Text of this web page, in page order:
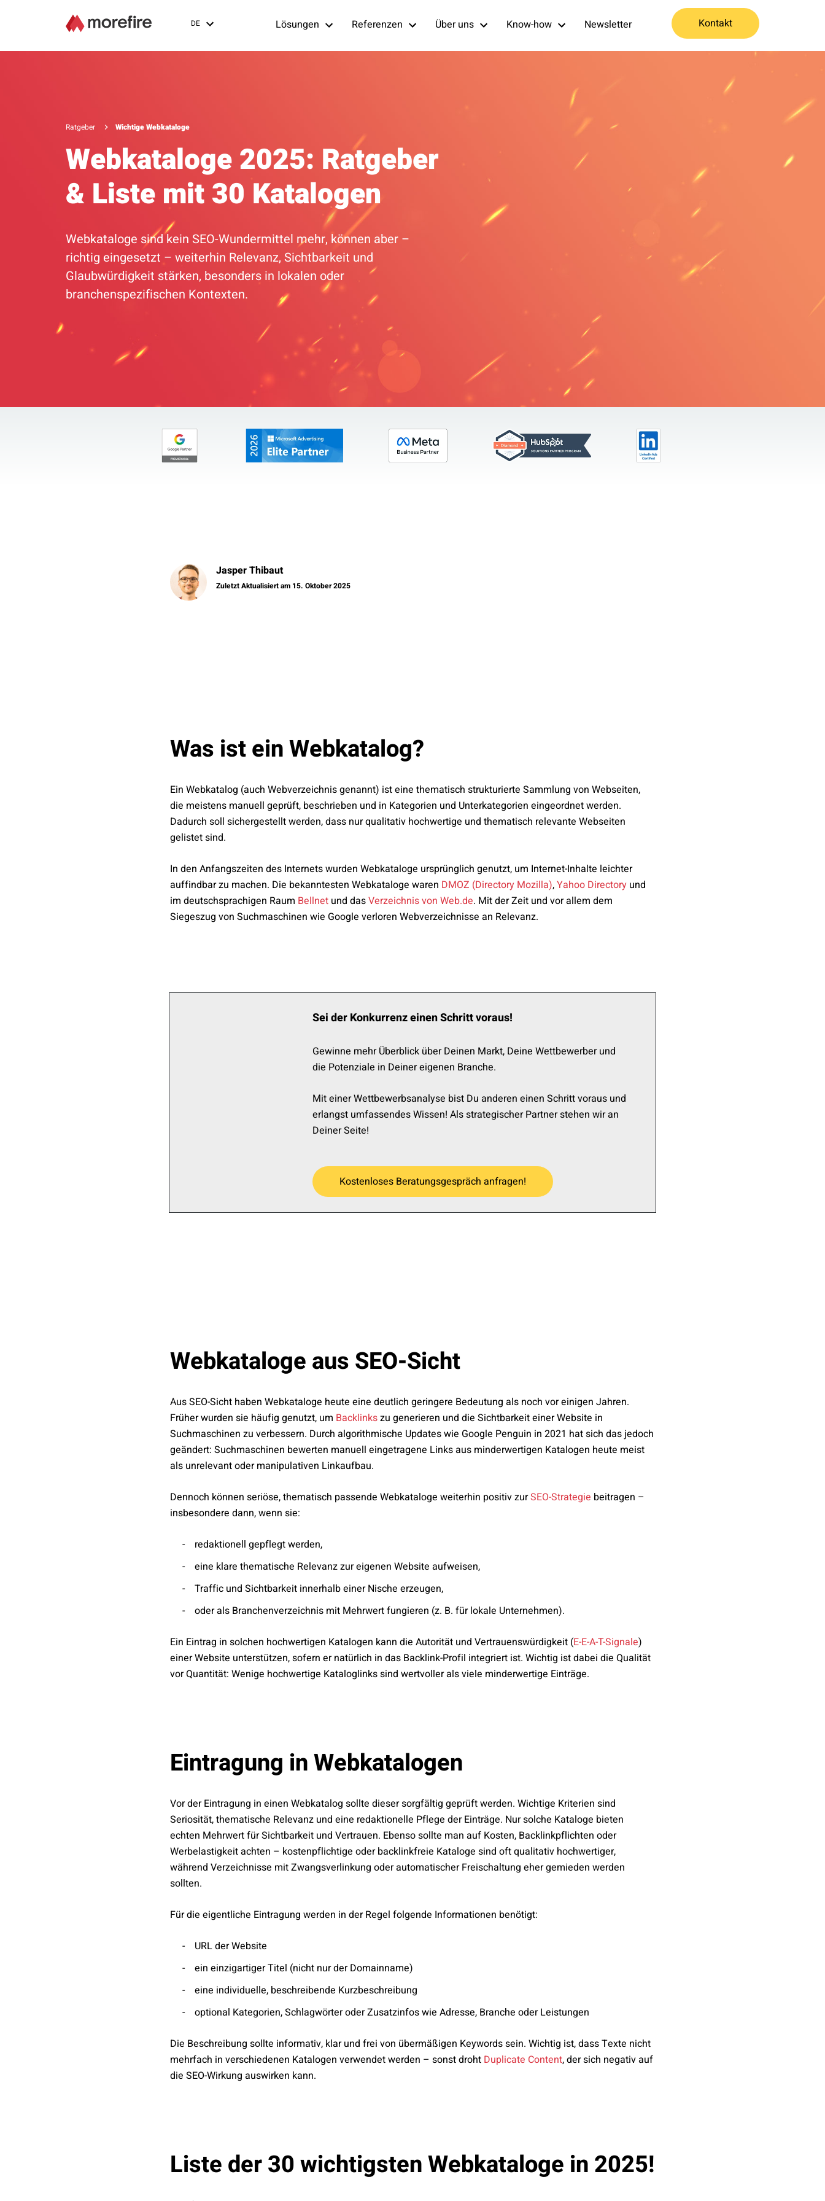
DE Lösungen Referenzen Über uns Know-how Newsletter Kontakt
Ratgeber Wichtige Webkataloge
Webkataloge 2025: Ratgeber
& Liste mit 30 Katalogen
Webkataloge sind kein SEO-Wundermittel mehr, können aber –
richtig eingesetzt – weiterhin Relevanz, Sichtbarkeit und
Glaubwürdigkeit stärken, besonders in lokalen oder
branchenspezifischen Kontexten.
Jasper Thibaut
Zuletzt Aktualisiert am 15. Oktober 2025
Was ist ein Webkatalog?
Ein Webkatalog (auch Webverzeichnis genannt) ist eine thematisch strukturierte Sammlung von Webseiten,
die meistens manuell geprüft, beschrieben und in Kategorien und Unterkategorien eingeordnet werden.
Dadurch soll sichergestellt werden, dass nur qualitativ hochwertige und thematisch relevante Webseiten
gelistet sind.
In den Anfangszeiten des Internets wurden Webkataloge ursprünglich genutzt, um Internet-Inhalte leichter
auffindbar zu machen. Die bekanntesten Webkataloge waren DMOZ (Directory Mozilla),Yahoo Directory und
im deutschsprachigen Raum Bellnet und dasVerzeichnis von Web.de. Mit der Zeit und vor allem dem
Siegeszug von Suchmaschinen wie Google verloren Webverzeichnisse an Relevanz.
Sei der Konkurrenz einen Schritt voraus!
Gewinne mehr Überblick über Deinen Markt, Deine Wettbewerber und
die Potenziale in Deiner eigenen Branche.
Mit einer Wettbewerbsanalyse bist Du anderen einen Schritt voraus und
erlangst umfassendes Wissen! Als strategischer Partner stehen wir an
Deiner Seite!
Kostenloses Beratungsgespräch anfragen!
Webkataloge aus SEO-Sicht
Aus SEO-Sicht haben Webkataloge heute eine deutlich geringere Bedeutung als noch vor einigen Jahren.
Früher wurden sie häufig genutzt, um Backlinkszu generieren und die Sichtbarkeit einer Website in
Suchmaschinen zu verbessern. Durch algorithmische Updates wie Google Penguin in 2021 hat sich das jedoch
geändert: Suchmaschinen bewerten manuell eingetragene Links aus minderwertigen Katalogen heute meist
als unrelevant oder manipulativen Linkaufbau.
Dennoch können seriöse, thematisch passende Webkataloge weiterhin positiv zurSEO-Strategie beitragen –
insbesondere dann, wenn sie:
redaktionell gepflegt werden,
eine klare thematische Relevanz zur eigenen Website aufweisen,
Traffic und Sichtbarkeit innerhalb einer Nische erzeugen,
oder als Branchenverzeichnis mit Mehrwert fungieren (z. B. für lokale Unternehmen).
Ein Eintrag in solchen hochwertigen Katalogen kann die Autorität und Vertrauenswürdigkeit (E-E-A-T-Signale)
einer Website unterstützen, sofern er natürlich in das Backlink-Profil integriert ist. Wichtig ist dabei die Qualität
vor Quantität: Wenige hochwertige Kataloglinks sind wertvoller als viele minderwertige Einträge.
Eintragung in Webkatalogen
Vor der Eintragung in einen Webkatalog sollte dieser sorgfältig geprüft werden. Wichtige Kriterien sind
Seriosität, thematische Relevanz und eine redaktionelle Pflege der Einträge. Nur solche Kataloge bieten
echten Mehrwert für Sichtbarkeit und Vertrauen. Ebenso sollte man auf Kosten, Backlinkpflichten oder
Werbelastigkeit achten – kostenpflichtige oder backlinkfreie Kataloge sind oft qualitativ hochwertiger,
während Verzeichnisse mit Zwangsverlinkung oder automatischer Freischaltung eher gemieden werden
sollten.
Für die eigentliche Eintragung werden in der Regel folgende Informationen benötigt:
URL der Website
ein einzigartiger Titel (nicht nur der Domainname)
eine individuelle, beschreibende Kurzbeschreibung
optional Kategorien, Schlagwörter oder Zusatzinfos wie Adresse, Branche oder Leistungen
Die Beschreibung sollte informativ, klar und frei von übermäßigen Keywords sein. Wichtig ist, dass Texte nicht
mehrfach in verschiedenen Katalogen verwendet werden – sonst droht Duplicate Content, der sich negativ auf
die SEO-Wirkung auswirken kann.
Liste der 30 wichtigsten Webkataloge in 2025!